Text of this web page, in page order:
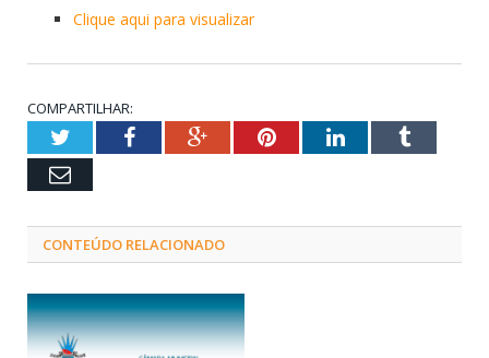
Clique aqui para visualizar
COMPARTILHAR:
TwitterFacebookGoogle+PinterestLinkedInTumblr
Email
CONTEÚDO RELACIONADO